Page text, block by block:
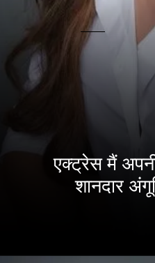
एक्ट्रेस मैं
शानदार